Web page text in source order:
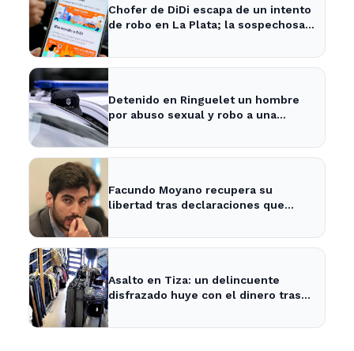
Chofer de DiDi escapa de un intento
de robo en La Plata; la sospechosa
Detenido en Ringuelet un hombre
por abuso sexual y robo a una
Facundo Moyano recupera su
libertad tras declaraciones que
Asalto en Tiza: un delincuente
disfrazado huye con el dinero tras